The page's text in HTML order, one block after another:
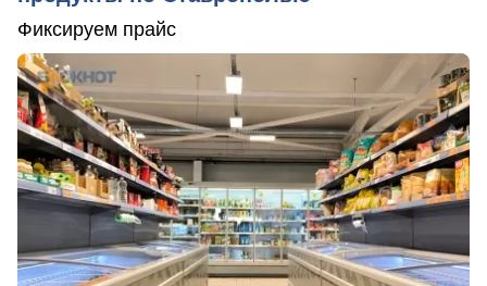
Фиксируем прайс